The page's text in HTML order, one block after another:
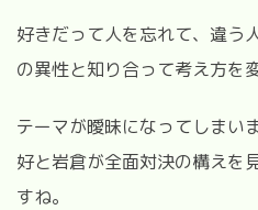
好きだって人を忘れて、違う
の異性と知り合って考え方を
テーマが曖昧になってしまい
好と岩倉が全面対決の構えを
すね。